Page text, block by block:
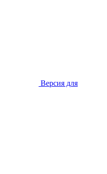
Версия для